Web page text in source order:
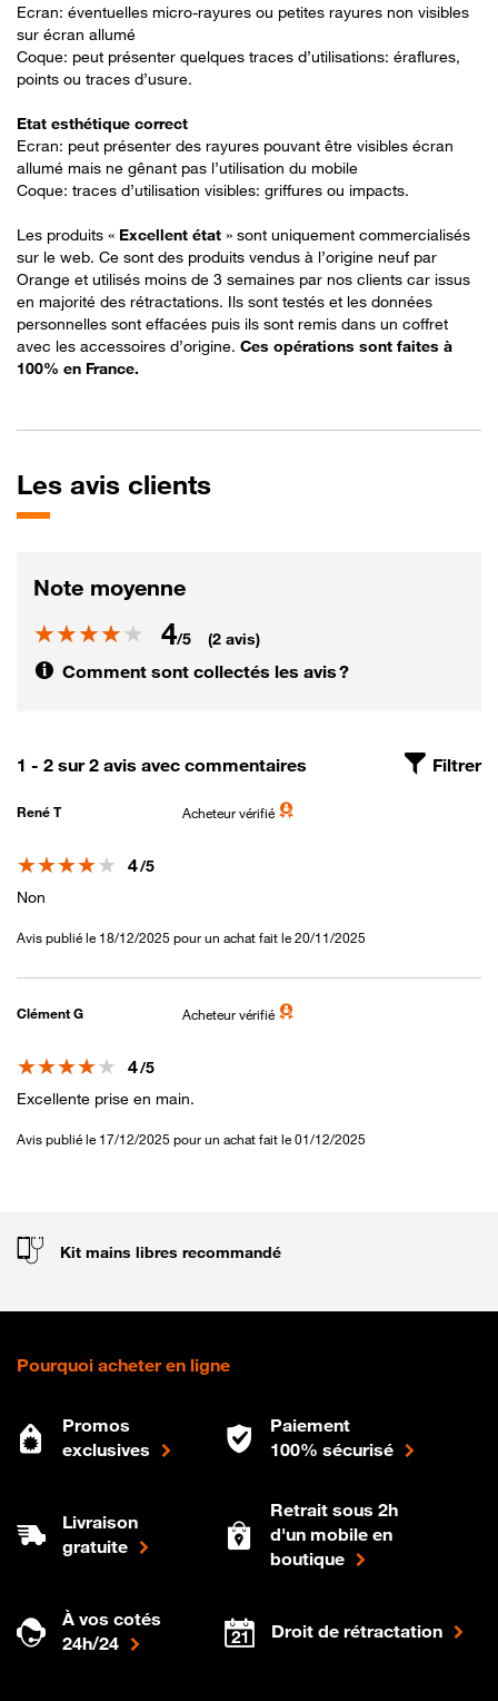
Ecran: éventuelles micro-rayures ou petites rayures non visibles
sur écran allumé
Coque: peut présenter quelques traces d’utilisations: éraflures,
points ou traces d’usure.
Etat esthétique correct
Ecran: peut présenter des rayures pouvant être visibles écran
allumé mais ne gênant pas l’utilisation du mobile
Coque: traces d’utilisation visibles: griffures ou impacts.
Les produits « Excellent état » sont uniquement commercialisés
sur le web. Ce sont des produits vendus à l’origine neuf par
Orange et utilisés moins de 3 semaines par nos clients car issus
en majorité des rétractations. Ils sont testés et les données
personnelles sont effacées puis ils sont remis dans un coffret
avec les accessoires d’origine. Ces opérations sont faites à
100% en France​.
Les avis clients
Note moyenne
Note
4/5 (2 avis)
Comment sont collectés les avis ?
1 - 2 sur 2 avis avec commentaires Filtrer
René T Acheteur vérifié
Note
4/5
Non
Avis publié le 18/12/2025 pour un achat fait le 20/11/2025
Clément G Acheteur vérifié
Note
4/5
Excellente prise en main.
Avis publié le 17/12/2025 pour un achat fait le 01/12/2025
Kit mains libres recommandé
Pourquoi acheter en ligne
Promos
exclusives
Paiement
100% sécurisé
Livraison
gratuite
Retrait sous 2h
d'un mobile en
boutique
À vos cotés
24h/24
Droit de rétractation